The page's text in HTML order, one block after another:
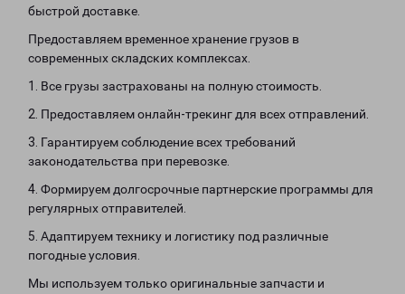
быстрой доставке.
Предоставляем временное хранение грузов в
современных складских комплексах.
1. Все грузы застрахованы на полную стоимость.
2. Предоставляем онлайн-трекинг для всех отправлений.
3. Гарантируем соблюдение всех требований
законодательства при перевозке.
4. Формируем долгосрочные партнерские программы для
регулярных отправителей.
5. Адаптируем технику и логистику под различные
погодные условия.
Мы используем только оригинальные запчасти и